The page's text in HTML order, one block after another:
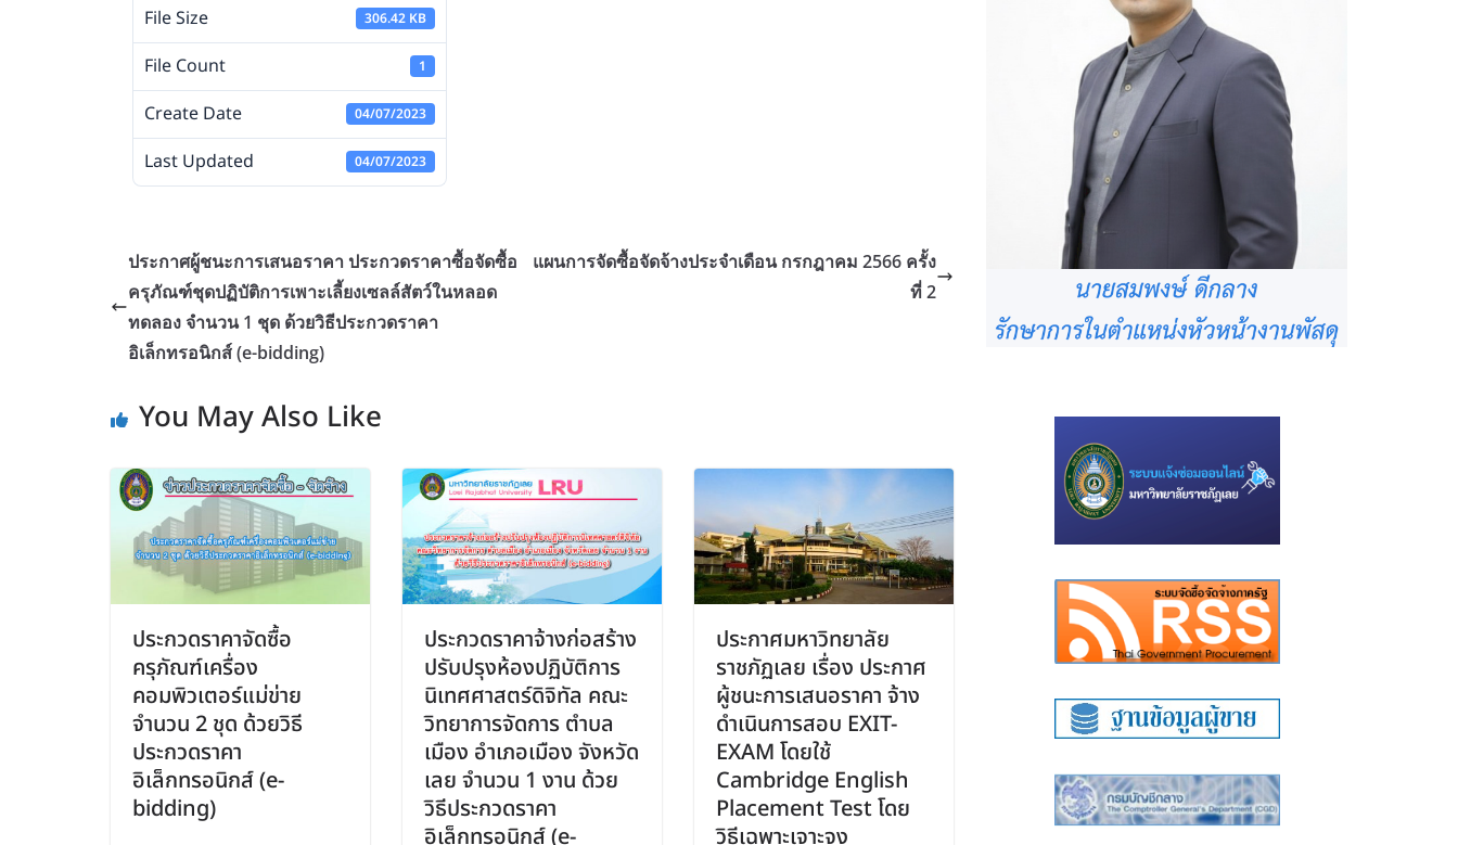
File Size 306.42 KB
File Count 1
Create Date 04/07/2023
Last Updated 04/07/2023
ประกาศผู้ชนะการเสนอราคา ประกวดราคาซื้อจัดซื้อ
ครุภัณฑ์ชุดปฏิบัติการเพาะเลี้ยงเซลล์สัตว์ในหลอด
ทดลอง จำนวน 1 ชุด ด้วยวิธีประกวดราคา
อิเล็กทรอนิกส์ (e-bidding)
แผนการจัดซื้อจัดจ้างประจำเดือน กรกฎาคม 2566 ครั้ง
ที่ 2
You May Also Like
ประกวดราคาจัดซื้อ
ครุภัณฑ์เครื่อง
คอมพิวเตอร์แม่ข่าย
จำนวน 2 ชุด ด้วยวิธี
ประกวดราคา
อิเล็กทรอนิกส์ (e-
bidding)
ประกวดราคาจ้างก่อสร้าง
ปรับปรุงห้องปฏิบัติการ
นิเทศศาสตร์ดิจิทัล คณะ
วิทยาการจัดการ ตำบล
เมือง อำเภอเมือง จังหวัด
เลย จำนวน 1 งาน ด้วย
วิธีประกวดราคา
อิเล็กทรอนิกส์ (e-
ประกาศมหาวิทยาลัย
ราชภัฏเลย เรื่อง ประกาศ
ผู้ชนะการเสนอราคา จ้าง
ดำเนินการสอบ EXIT-
EXAM โดยใช้
Cambridge English
Placement Test โดย
วิธีเฉพาะเจาะจง